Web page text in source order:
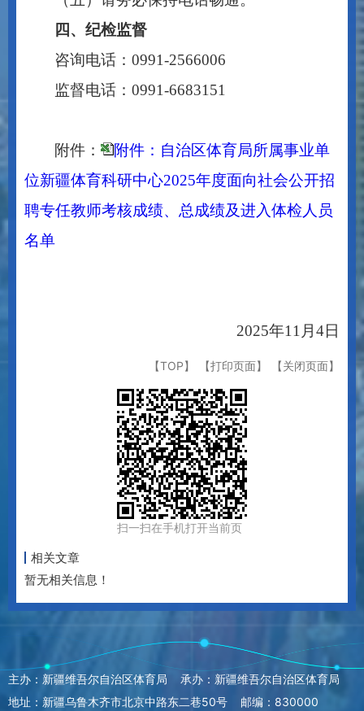
四、纪检监督
咨询电话：0991-2566006
监督电话：0991-6683151
附件：
附件：自治区体育局所属事业单
位新疆体育科研中心2025年度面向社会公开招
聘专任教师考核成绩、总成绩及进入体检人员
名单
2025年11月4日
【TOP】 【打印页面】 【关闭页面】
扫一扫在手机打开当前页
相关文章
暂无相关信息！
主办：新疆维吾尔自治区体育局 承办：新疆维吾尔自治区体育局
地址：新疆乌鲁木齐市北京中路东二巷50号 邮编：830000